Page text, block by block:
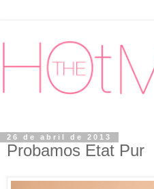
26 de abril de 2013
Probamos Etat Pur